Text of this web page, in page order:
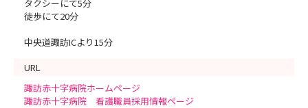
タクシーにて5分
徒歩にて20分
中央道諏訪ICより15分
URL
諏訪赤十字病院ホームページ
諏訪赤十字病院 看護職員採用情報ページ